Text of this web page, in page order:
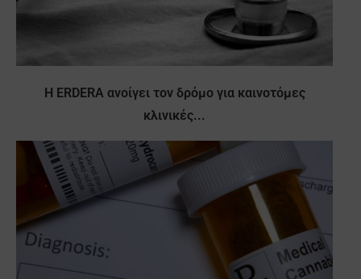
Η ERDERA ανοίγει τον δρόμο για καινοτόμες
κλινικές...